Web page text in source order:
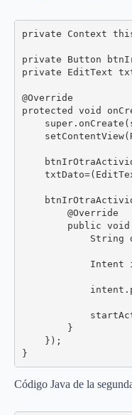
private Context
private Button
private EditText
@Override
protected void
        @Override
public
String
Intent
        }
    });
}
Código Java de la